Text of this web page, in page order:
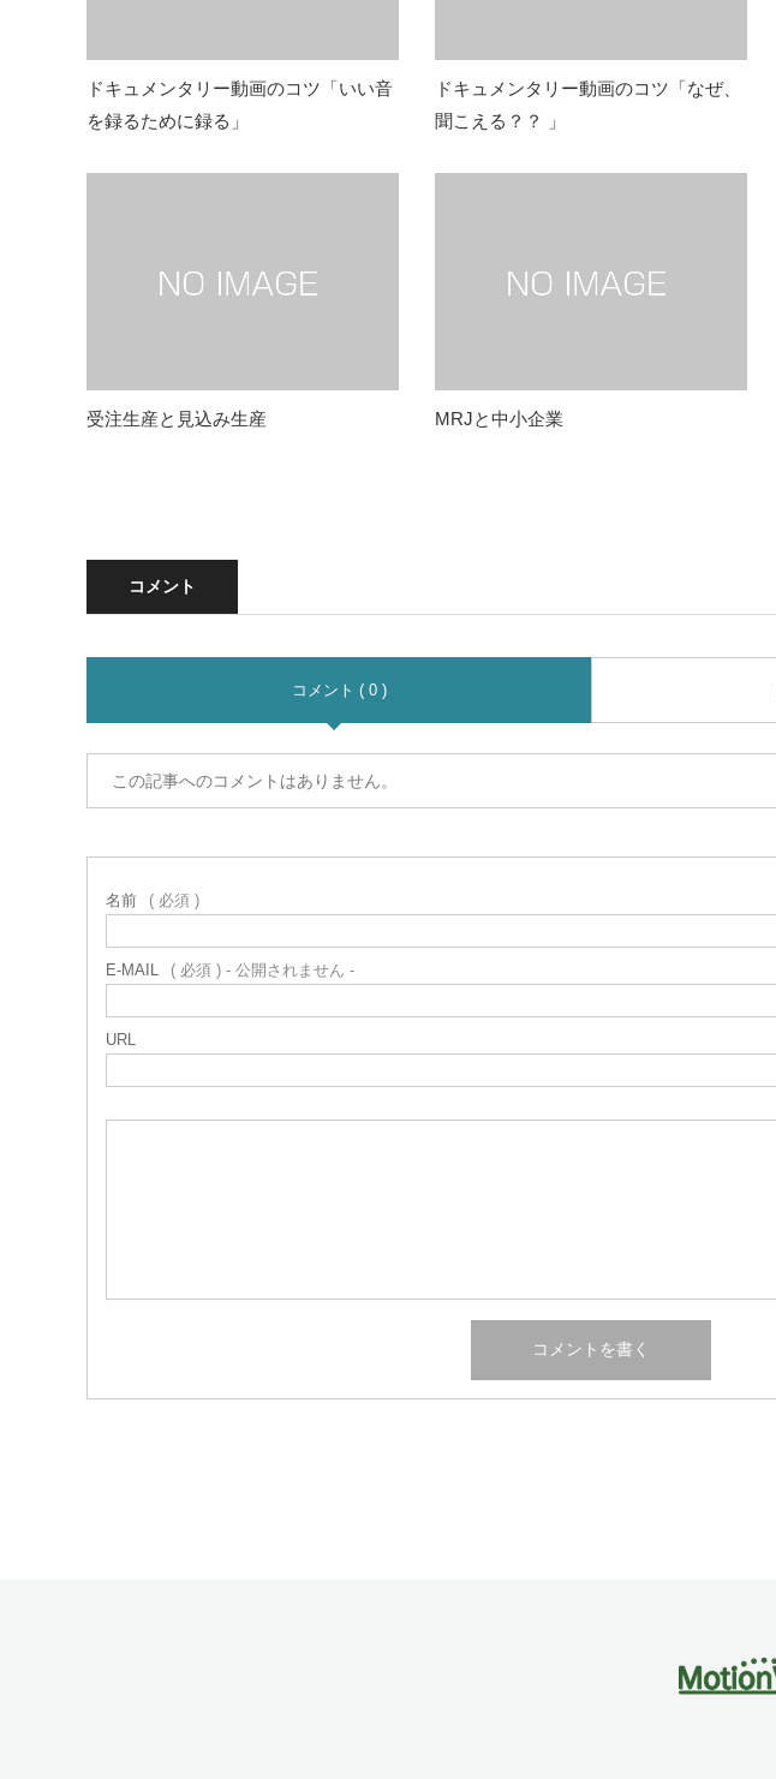
ドキュメンタリー動画のコツ「いい音
を録るために録る」
ドキュメンタリー動画のコツ「なぜ、
聞こえる？？ 」
受注生産と見込み生産 MRJと中小企業
コメント
コメント ( 0 )
この記事へのコメントはありません。
名前 ( 必須 )
E-MAIL ( 必須 ) - 公開されません -
URL